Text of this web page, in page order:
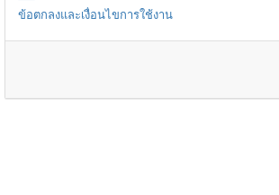
ข้อตกลงและเงื่อนไขการใช้งาน